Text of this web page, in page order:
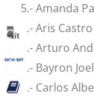
5.- Amanda
6.- Aris
7.- Arturo
8.- Bayron
9.- Carlos